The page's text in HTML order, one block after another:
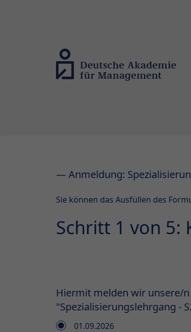
— Anmeldung:
Sie können das Ausfüllen des
Schritt 1 von 5:
Hiermit melden wir unsere/
"Spezialisierungslehrgang -
01.09.2026